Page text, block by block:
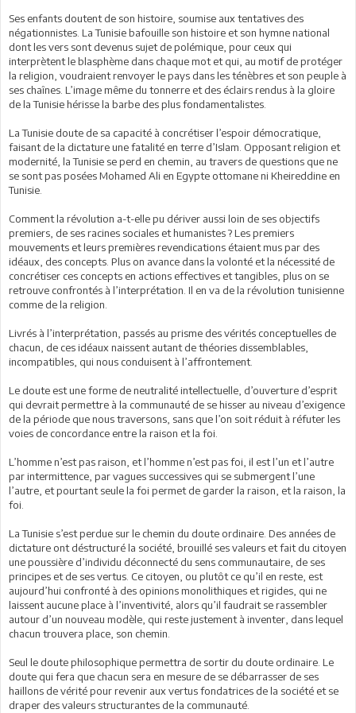
Ses enfants doutent de son histoire, soumise aux tentatives des
négationnistes. La Tunisie bafouille son histoire et son hymne national
dont les vers sont devenus sujet de polémique, pour ceux qui
interprètent le blasphème dans chaque mot et qui, au motif de protéger
la religion, voudraient renvoyer le pays dans les ténèbres et son peuple à
ses chaînes. L’image même du tonnerre et des éclairs rendus à la gloire
de la Tunisie hérisse la barbe des plus fondamentalistes.
La Tunisie doute de sa capacité à concrétiser l’espoir démocratique,
faisant de la dictature une fatalité en terre d’Islam. Opposant religion et
modernité, la Tunisie se perd en chemin, au travers de questions que ne
se sont pas posées Mohamed Ali en Egypte ottomane ni Kheireddine en
Tunisie.
Comment la révolution a-t-elle pu dériver aussi loin de ses objectifs
premiers, de ses racines sociales et humanistes ? Les premiers
mouvements et leurs premières revendications étaient mus par des
idéaux, des concepts. Plus on avance dans la volonté et la nécessité de
concrétiser ces concepts en actions effectives et tangibles, plus on se
retrouve confrontés à l’interprétation. Il en va de la révolution tunisienne
comme de la religion.
Livrés à l’interprétation, passés au prisme des vérités conceptuelles de
chacun, de ces idéaux naissent autant de théories dissemblables,
incompatibles, qui nous conduisent à l’affrontement.
Le doute est une forme de neutralité intellectuelle, d’ouverture d’esprit
qui devrait permettre à la communauté de se hisser au niveau d’exigence
de la période que nous traversons, sans que l’on soit réduit à réfuter les
voies de concordance entre la raison et la foi.
L’homme n’est pas raison, et l’homme n’est pas foi, il est l’un et l’autre
par intermittence, par vagues successives qui se submergent l’une
l’autre, et pourtant seule la foi permet de garder la raison, et la raison, la
foi.
La Tunisie s’est perdue sur le chemin du doute ordinaire. Des années de
dictature ont déstructuré la société, brouillé ses valeurs et fait du citoyen
une poussière d’individu déconnecté du sens communautaire, de ses
principes et de ses vertus. Ce citoyen, ou plutôt ce qu’il en reste, est
aujourd’hui confronté à des opinions monolithiques et rigides, qui ne
laissent aucune place à l’inventivité, alors qu’il faudrait se rassembler
autour d’un nouveau modèle, qui reste justement à inventer, dans lequel
chacun trouvera place, son chemin.
Seul le doute philosophique permettra de sortir du doute ordinaire. Le
doute qui fera que chacun sera en mesure de se débarrasser de ses
haillons de vérité pour revenir aux vertus fondatrices de la société et se
draper des valeurs structurantes de la communauté.